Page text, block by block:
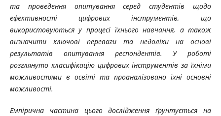
та проведення опитування серед студентів щодо
ефективності цифрових інструментів, що
використовуються у процесі їхнього навчання, а також
визначити ключові переваги та недоліки на основі
результатів опитування респондентів. У роботі
розглянуто класифікацію цифрових інструментів за їхніми
можливостями в освіті та проаналізовано їхні основні
можливості.
Емпірична частина цього дослідження ґрунтується на